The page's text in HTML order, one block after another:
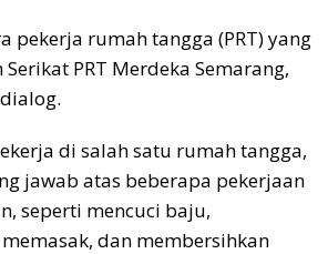
pekerja rumah tangga (PRT) yang
PRT Merdeka Semarang,
di salah satu rumah tangga,
jawab atas beberapa pekerjaan
seperti mencuci baju,
dan membersihkan